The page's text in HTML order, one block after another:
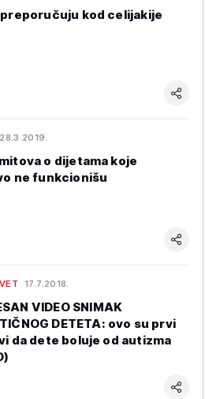
kod celijakije
28.3.2019.
o dijetama koje
ne funkcionišu
17.7.2018.
VIDEO SNIMAK
DETETA: ovo su prvi
da dete boluje od autizma